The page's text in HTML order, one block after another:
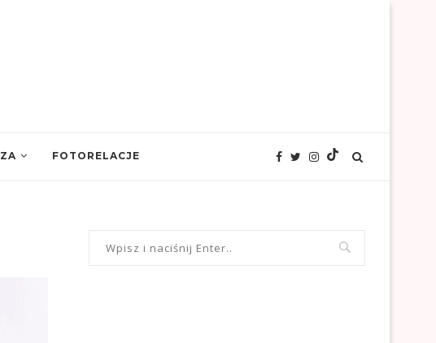
FOTORELACJE